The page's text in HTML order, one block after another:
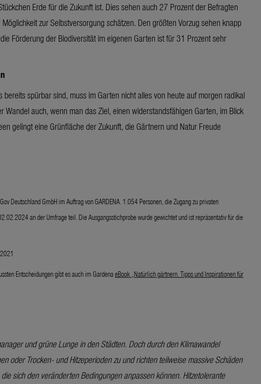
Erde für die Zukunft ist. Dies sehen auch 27 Prozent der Befragten
zur Selbstversorgung schätzen. Den größten Vorzug sehen knapp
Förderung der Biodiversität im eigenen Garten ist für 31 Prozent sehr
spürbar sind, muss im Garten nicht alles von heute auf morgen radikal
Wandel auch, wenn man das Ziel, einen widerstandsfähigen Garten, im Blick
gelingt eine Grünfläche der Zukunft, die Gärtnern und Natur Freude
Deutschland GmbH im Auftrag von GARDENA. 1.054 Personen, die Zugang zu privaten
an der Umfrage teil. Die Ausgangsstichprobe wurde gewichtet und ist repräsentativ für die
Entscheidungen gibt es auch im Gardena eBook „Natürlich gärtnern. Tipps und Inspirationen für
und grüne Lunge in den Städten. Doch durch den Klimawandel
oder Trocken- und Hitzeperioden zu und richten teilweise massive Schäden
sich den veränderten Bedingungen anpassen können. Hitzetolerante